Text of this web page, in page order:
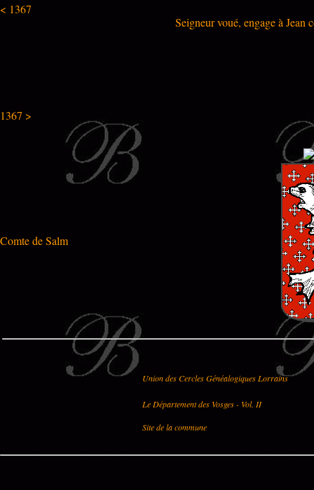
< 1367
Seigneur voué, engage à
1367 >
Comte de Salm
Union des Cercles Généalogiques Lorrains
Le Département des Vosges - Vol. II
Site de la commune